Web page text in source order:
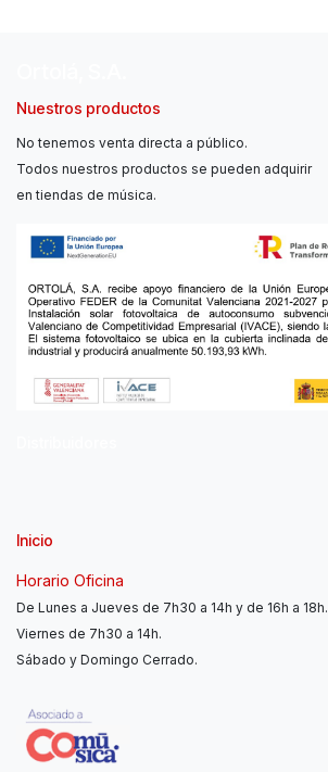
Nuestros productos
No tenemos venta directa a público.
Todos nuestros productos se pueden adquirir
en tiendas de música.
Inicio
Horario Oficina
De Lunes a Jueves de 7h30 a 14h y de 16h a 18h.
Viernes de 7h30 a 14h.
Sábado y Domingo Cerrado.